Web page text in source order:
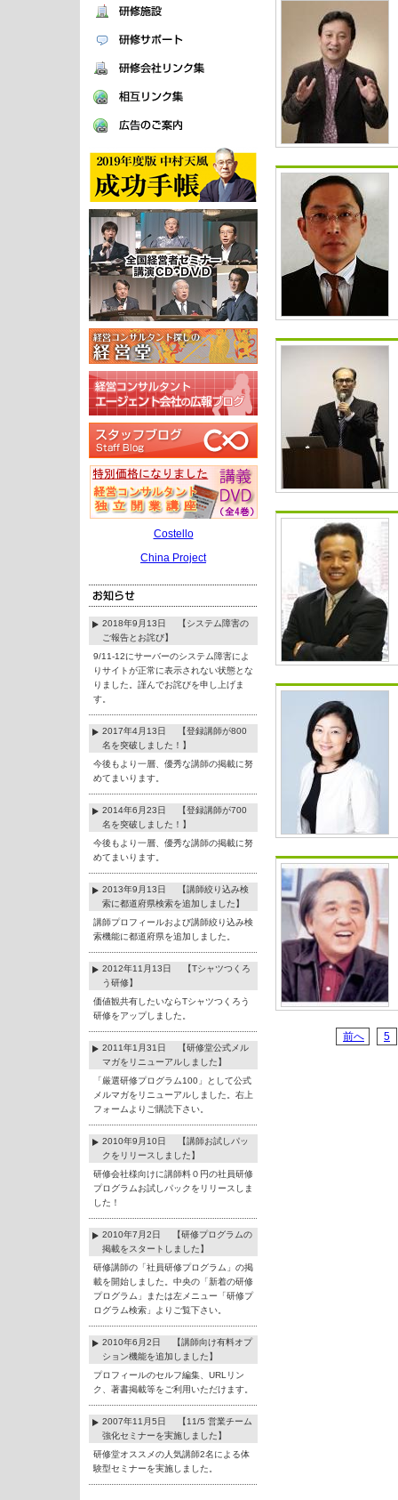
Costello
China Project
2018年9月13日 【システム障害の
ご報告とお詫び】
9/11-12にサーバーのシステム障害によ
りサイトが正常に表示されない状態とな
りました。謹んでお詫びを申し上げま
す。
2017年4月13日 【登録講師が800
名を突破しました！】
今後もより一層、優秀な講師の掲載に努
めてまいります。
2014年6月23日 【登録講師が700
名を突破しました！】
今後もより一層、優秀な講師の掲載に努
めてまいります。
2013年9月13日 【講師絞り込み検
索に都道府県検索を追加しました】
講師プロフィールおよび講師絞り込み検
索機能に都道府県を追加しました。
2012年11月13日 【Tシャツつくろ
う研修】
価値観共有したいならTシャツつくろう
研修をアップしました。
2011年1月31日 【研修堂公式メル
マガをリニューアルしました】
「厳選研修プログラム100」として公式
メルマガをリニューアルしました。右上
フォームよりご購読下さい。
2010年9月10日 【講師お試しパッ
クをリリースしました】
研修会社様向けに講師料０円の社員研修
プログラムお試しパックをリリースしま
した！
2010年7月2日 【研修プログラムの
掲載をスタートしました】
研修講師の「社員研修プログラム」の掲
載を開始しました。中央の「新着の研修
プログラム」または左メニュー「研修プ
ログラム検索」よりご覧下さい。
2010年6月2日 【講師向け有料オプ
ション機能を追加しました】
プロフィールのセルフ編集、URLリン
ク、著書掲載等をご利用いただけます。
2007年11月5日 【11/5 営業チーム
強化セミナーを実施しました】
研修堂オススメの人気講師2名による体
験型セミナーを実施しました。
前へ 5